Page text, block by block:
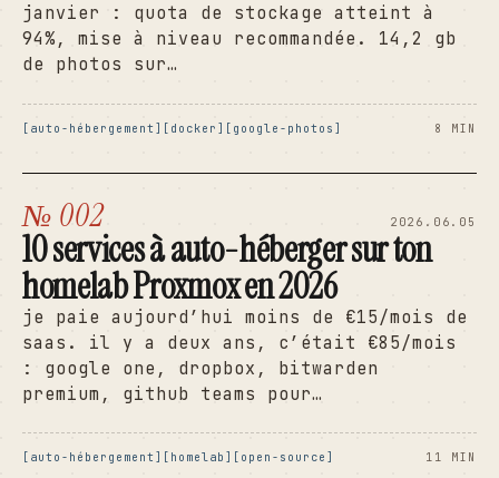
janvier : quota de stockage atteint à
94%, mise à niveau recommandée. 14,2 gb
de photos sur…
auto-hébergement docker google-photos 8 MIN
№ 002 2026.06.05
10 services à auto-héberger sur ton
homelab Proxmox en 2026
je paie aujourd’hui moins de €15/mois de
saas. il y a deux ans, c’était €85/mois
: google one, dropbox, bitwarden
premium, github teams pour…
auto-hébergement homelab open-source 11 MIN